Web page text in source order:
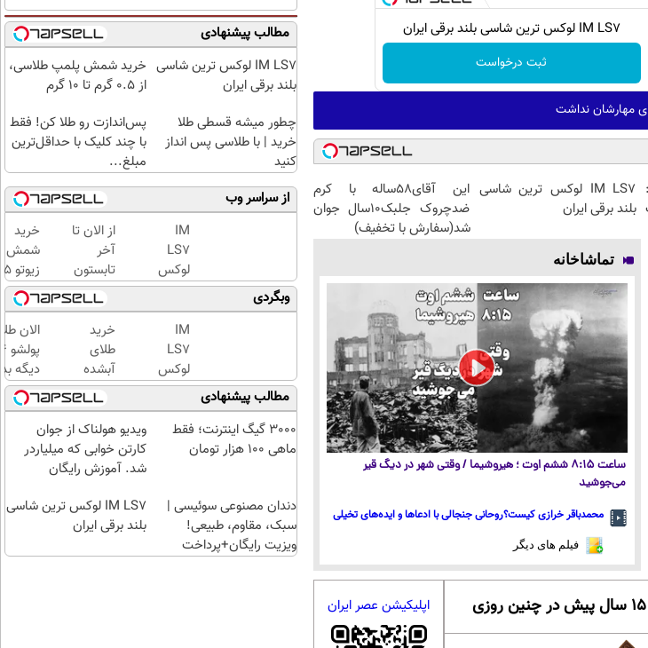
IM LS7 لوکس ترین شاسی بلند برقی ایران
ثبت درخواست
مهارشان نداشت
IM LS7 لوکس ترین شاسی
بلند برقی ایران
این آقای58ساله با کرم
ضدچروک جلبک10سال جوان
شد(سفارش با تخفیف)
تماشاخانه
ساعت ۸:۱۵ ششم اوت ؛ هیروشیما / وقتی شهر در دیگ قیر
می‌جوشید
محمدباقر خرازی کیست؟روحانی جنجالی با ادعاها و ایده‌های تخیلی
فیلم های دیگر
۱۵ سال پیش در چنین روزی اپلیکیشن عصر ایران
مطالب پیشنهادی
IM LS7 لوکس ترین شاسی
بلند برقی ایران
خرید شمش پلمپ طلاسی،
از ۰.۵ گرم تا ۱۰ گرم
چطور میشه قسطی طلا
خرید | با طلاسی پس انداز
کنید
پس‌اندازت رو طلا کن! فقط
با چند کلیک با حداقل‌ترین
مبلغ...
از سراسر وب
IM
LS7
لوکس
ترین
شاسی
بلند
برقی
ایران
از الان تا
آخر
تابستون
حداقل
12کیلو
چربی
میسوزونی
🧨
خرید
شمش
گرمی
عیار
| ضد
جعل و
پلمپ
وبگردی
IM
LS7
لوکس
ترین
شاسی
بلند
برقی
خرید
طلای
آبشده
حتی با
۱۰۰هزارتومان
الان
دیگه
طلا با
بی‌بهره
مطالب پیشنهادی
3000 گیگ اینترنت؛ فقط
ماهی 100 هزار تومان
ویدیو هولناک از جوان
کارتن خوابی که میلیاردر
شد. آموزش رایگان
دندان مصنوعی سوئیسی |
سبک، مقاوم، طبیعی!
ویزیت رایگان+پرداخت
IM LS7 لوکس ترین شاسی
بلند برقی ایران